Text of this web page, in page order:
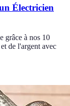
Électricien
grâce à nos 10
de l'argent avec